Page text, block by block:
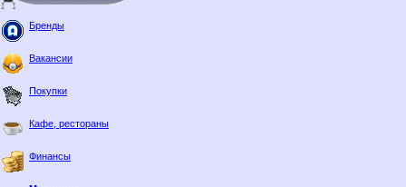
Бренды
Вакансии
Покупки
Кафе, рестораны
Финансы